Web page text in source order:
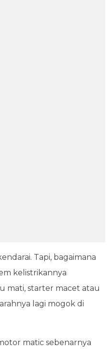
Tapi, bagaimana
kelistrikannya
mati, starter macet atau
lagi mogok di
matic sebenarnya